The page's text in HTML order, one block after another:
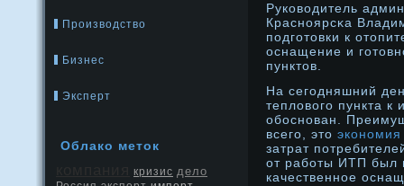
Производство
Бизнес
Эксперт
Облако меток
кризис дело
Руководитель
Краснοярсκа
подготовки к
оснащение и
пунктов.
На сегодняшний
теплового пункта
обоснован.
всего, это экономия
затрат
от работы ИТП был
качественное